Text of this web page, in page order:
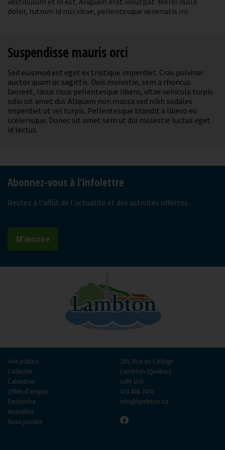
dolor, rutrum id nisi vitae, pellentesque venenatis mi.
Suspendisse mauris orci
Sed euismod est eget ex tristique imperdiet. Cras pulvinar
auctor quam ac sagittis. Duis molestie, sem a rhoncus
laoreet, lacus risus pellentesque libero, vitae vehicula turpis
odio sit amet dui. Aliquam non massa sed nibh sodales
imperdiet ut vel turpis. Pellentesque blandit a libero eu
scelerisque. Donec sit amet sem ut dui molestie luctus eget
id lectus.
Abonnez-vous à l'infolettre
Restez à l'affût de l'actualité et des activités offertes.
M'inscrire
Avis publics
Collectes
Calendrier
Offres d'emploi
Recherche
Nouvelles
Nous joindre
230, Rue du Collège
Lambton (Québec)
G0M 1H0
418 486-7438
info@lambton.ca